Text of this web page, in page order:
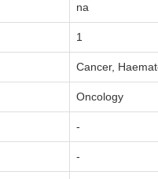
na
1
Cancer,
Oncology
-
-